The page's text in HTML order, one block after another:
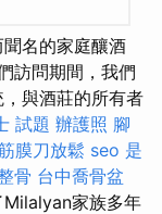
名的家庭釀酒
訪問期間，我們
與酒莊的所有者
試題 辦護照 腳
膜刀放鬆 seo 是
骨 台中喬骨盆
Milalyan家族多年